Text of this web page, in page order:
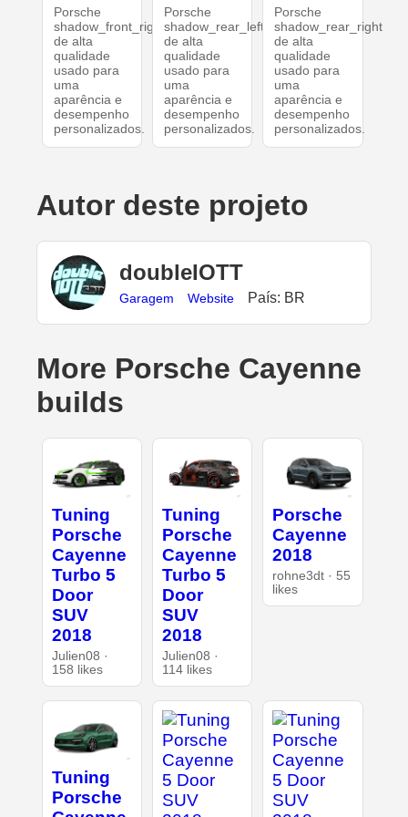
Porsche
shadow_front_right
de alta
qualidade
usado para
uma
aparência e
desempenho
personalizados.
Porsche
shadow_rear_left
de alta
qualidade
usado para
uma
aparência e
desempenho
personalizados.
Porsche
shadow_rear_right
de alta
qualidade
usado para
uma
aparência e
desempenho
personalizados.
Autor deste projeto
doubleIOTT
Garagem Website País: BR
More Porsche Cayenne
builds
Tuning
Porsche
Cayenne
Turbo 5
Door
SUV
2018
Julien08 ·
158 likes
Tuning
Porsche
Cayenne
Turbo 5
Door
SUV
2018
Julien08 ·
114 likes
Porsche
Cayenne
2018
rohne3dt · 55
likes
Tuning
Porsche